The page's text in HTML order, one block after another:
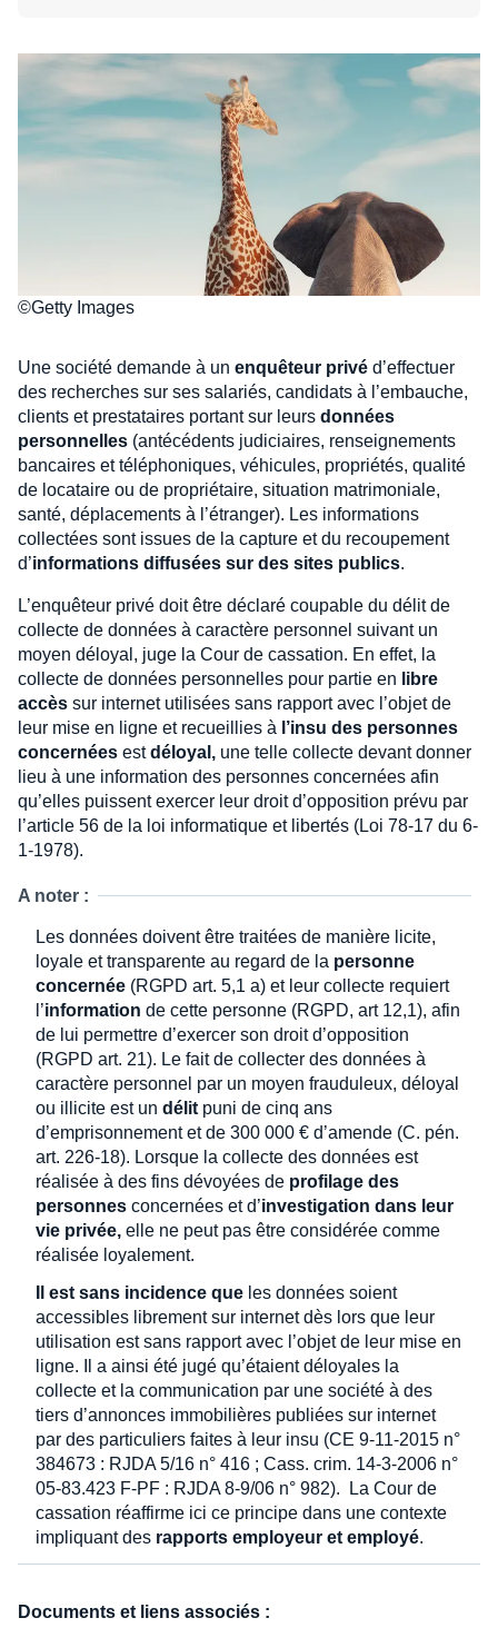
©Getty Images
Une société demande à un enquêteur privé d’effectuer
des recherches sur ses salariés, candidats à l’embauche,
clients et prestataires portant sur leurs données
personnelles (antécédents judiciaires, renseignements
bancaires et téléphoniques, véhicules, propriétés, qualité
de locataire ou de propriétaire, situation matrimoniale,
santé, déplacements à l’étranger). Les informations
collectées sont issues de la capture et du recoupement
d’informations diffusées sur des sites publics.
L’enquêteur privé doit être déclaré coupable du délit de
collecte de données à caractère personnel suivant un
moyen déloyal, juge la Cour de cassation. En effet, la
collecte de données personnelles pour partie en libre
accès sur internet utilisées sans rapport avec l’objet de
leur mise en ligne et recueillies à l’insu des personnes
concernées estdéloyal, une telle collecte devant donner
lieu à une information des personnes concernées afin
qu’elles puissent exercer leur droit d’opposition prévu par
l’article 56 de la loi informatique et libertés (Loi 78-17 du 6-
1-1978).
A noter :
Les données doivent être traitées de manière licite,
loyale et transparente au regard de la personne
concernée (RGPD art. 5,1 a) et leur collecte requiert
l’information de cette personne (RGPD, art 12,1), afin
de lui permettre d’exercer son droit d’opposition
(RGPD art. 21). Le fait de collecter des données à
caractère personnel par un moyen frauduleux, déloyal
ou illicite est un délit puni de cinq ans
d’emprisonnement et de 300 000 € d’amende (C. pén.
art. 226-18). Lorsque la collecte des données est
réalisée à des fins dévoyées de profilage des
personnes concernées et d’investigation dans leur
vie privée, elle ne peut pas être considérée comme
réalisée loyalement.
Il est sans incidence que les données soient
accessibles librement sur internet dès lors que leur
utilisation est sans rapport avec l’objet de leur mise en
ligne. Il a ainsi été jugé qu’étaient déloyales la
collecte et la communication par une société à des
tiers d’annonces immobilières publiées sur internet
par des particuliers faites à leur insu (CE 9-11-2015 n°
384673 : RJDA 5/16 n° 416 ; Cass. crim. 14-3-2006 n°
05-83.423 F-PF : RJDA 8-9/06 n° 982). La Cour de
cassation réaffirme ici ce principe dans une contexte
impliquant des rapports employeur et employé.
Documents et liens associés :